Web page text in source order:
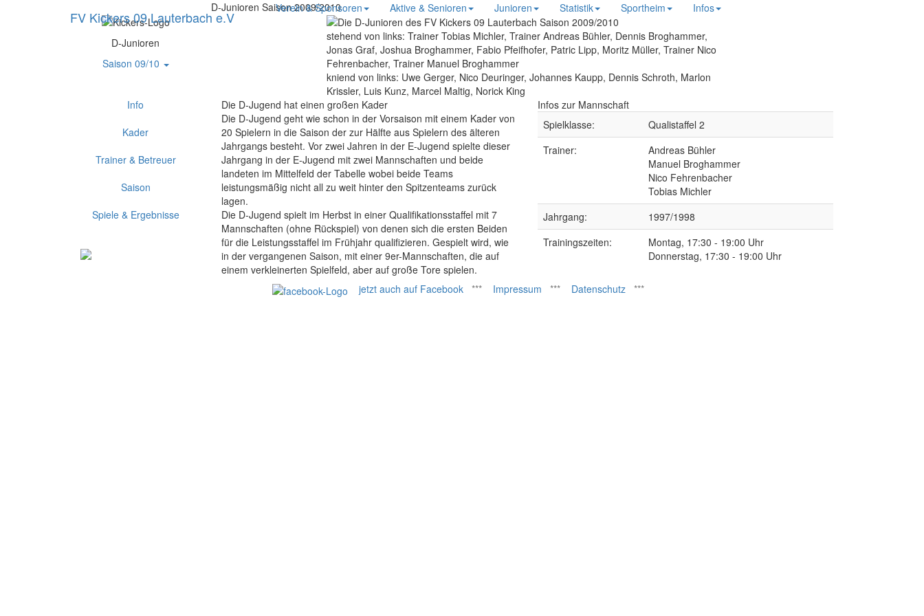
FV Kickers 09 Lauterbach e.V
Verein & Sponsoren Aktive & Senioren Junioren Statistik Sportheim Infos
D-Junioren
Saison 09/10
Info
Kader
Trainer & Betreuer
Saison
Spiele & Ergebnisse
D-Junioren Saison 2009/2010
stehend von links: Trainer Tobias Michler, Trainer Andreas Bühler, Dennis Broghammer,
Jonas Graf, Joshua Broghammer, Fabio Pfeifhofer, Patric Lipp, Moritz Müller, Trainer Nico
Fehrenbacher, Trainer Manuel Broghammer
kniend von links: Uwe Gerger, Nico Deuringer, Johannes Kaupp, Dennis Schroth, Marlon
Krissler, Luis Kunz, Marcel Maltig, Norick King
Die D-Jugend hat einen großen Kader
Die D-Jugend geht wie schon in der Vorsaison mit einem Kader von
20 Spielern in die Saison der zur Hälfte aus Spielern des älteren
Jahrgangs besteht. Vor zwei Jahren in der E-Jugend spielte dieser
Jahrgang in der E-Jugend mit zwei Mannschaften und beide
landeten im Mittelfeld der Tabelle wobei beide Teams
leistungsmäßig nicht all zu weit hinter den Spitzenteams zurück
lagen.
Die D-Jugend spielt im Herbst in einer Qualifikationsstaffel mit 7
Mannschaften (ohne Rückspiel) von denen sich die ersten Beiden
für die Leistungsstaffel im Frühjahr qualifizieren. Gespielt wird, wie
in der vergangenen Saison, mit einer 9er-Mannschaften, die auf
einem verkleinerten Spielfeld, aber auf große Tore spielen.
Infos zur Mannschaft
Spielklasse:
Qualistaffel 2
Trainer:
Andreas Bühler
Manuel Broghammer
Nico Fehrenbacher
Tobias Michler
Jahrgang:
1997/1998
Trainingszeiten:
Montag, 17:30 - 19:00 Uhr
Donnerstag, 17:30 - 19:00 Uhr
jetzt auch auf Facebook*** Impressum *** Datenschutz***